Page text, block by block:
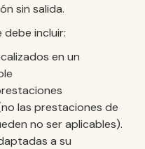
sin salida.
incluir:
en un
las prestaciones de
no ser aplicables).
a su